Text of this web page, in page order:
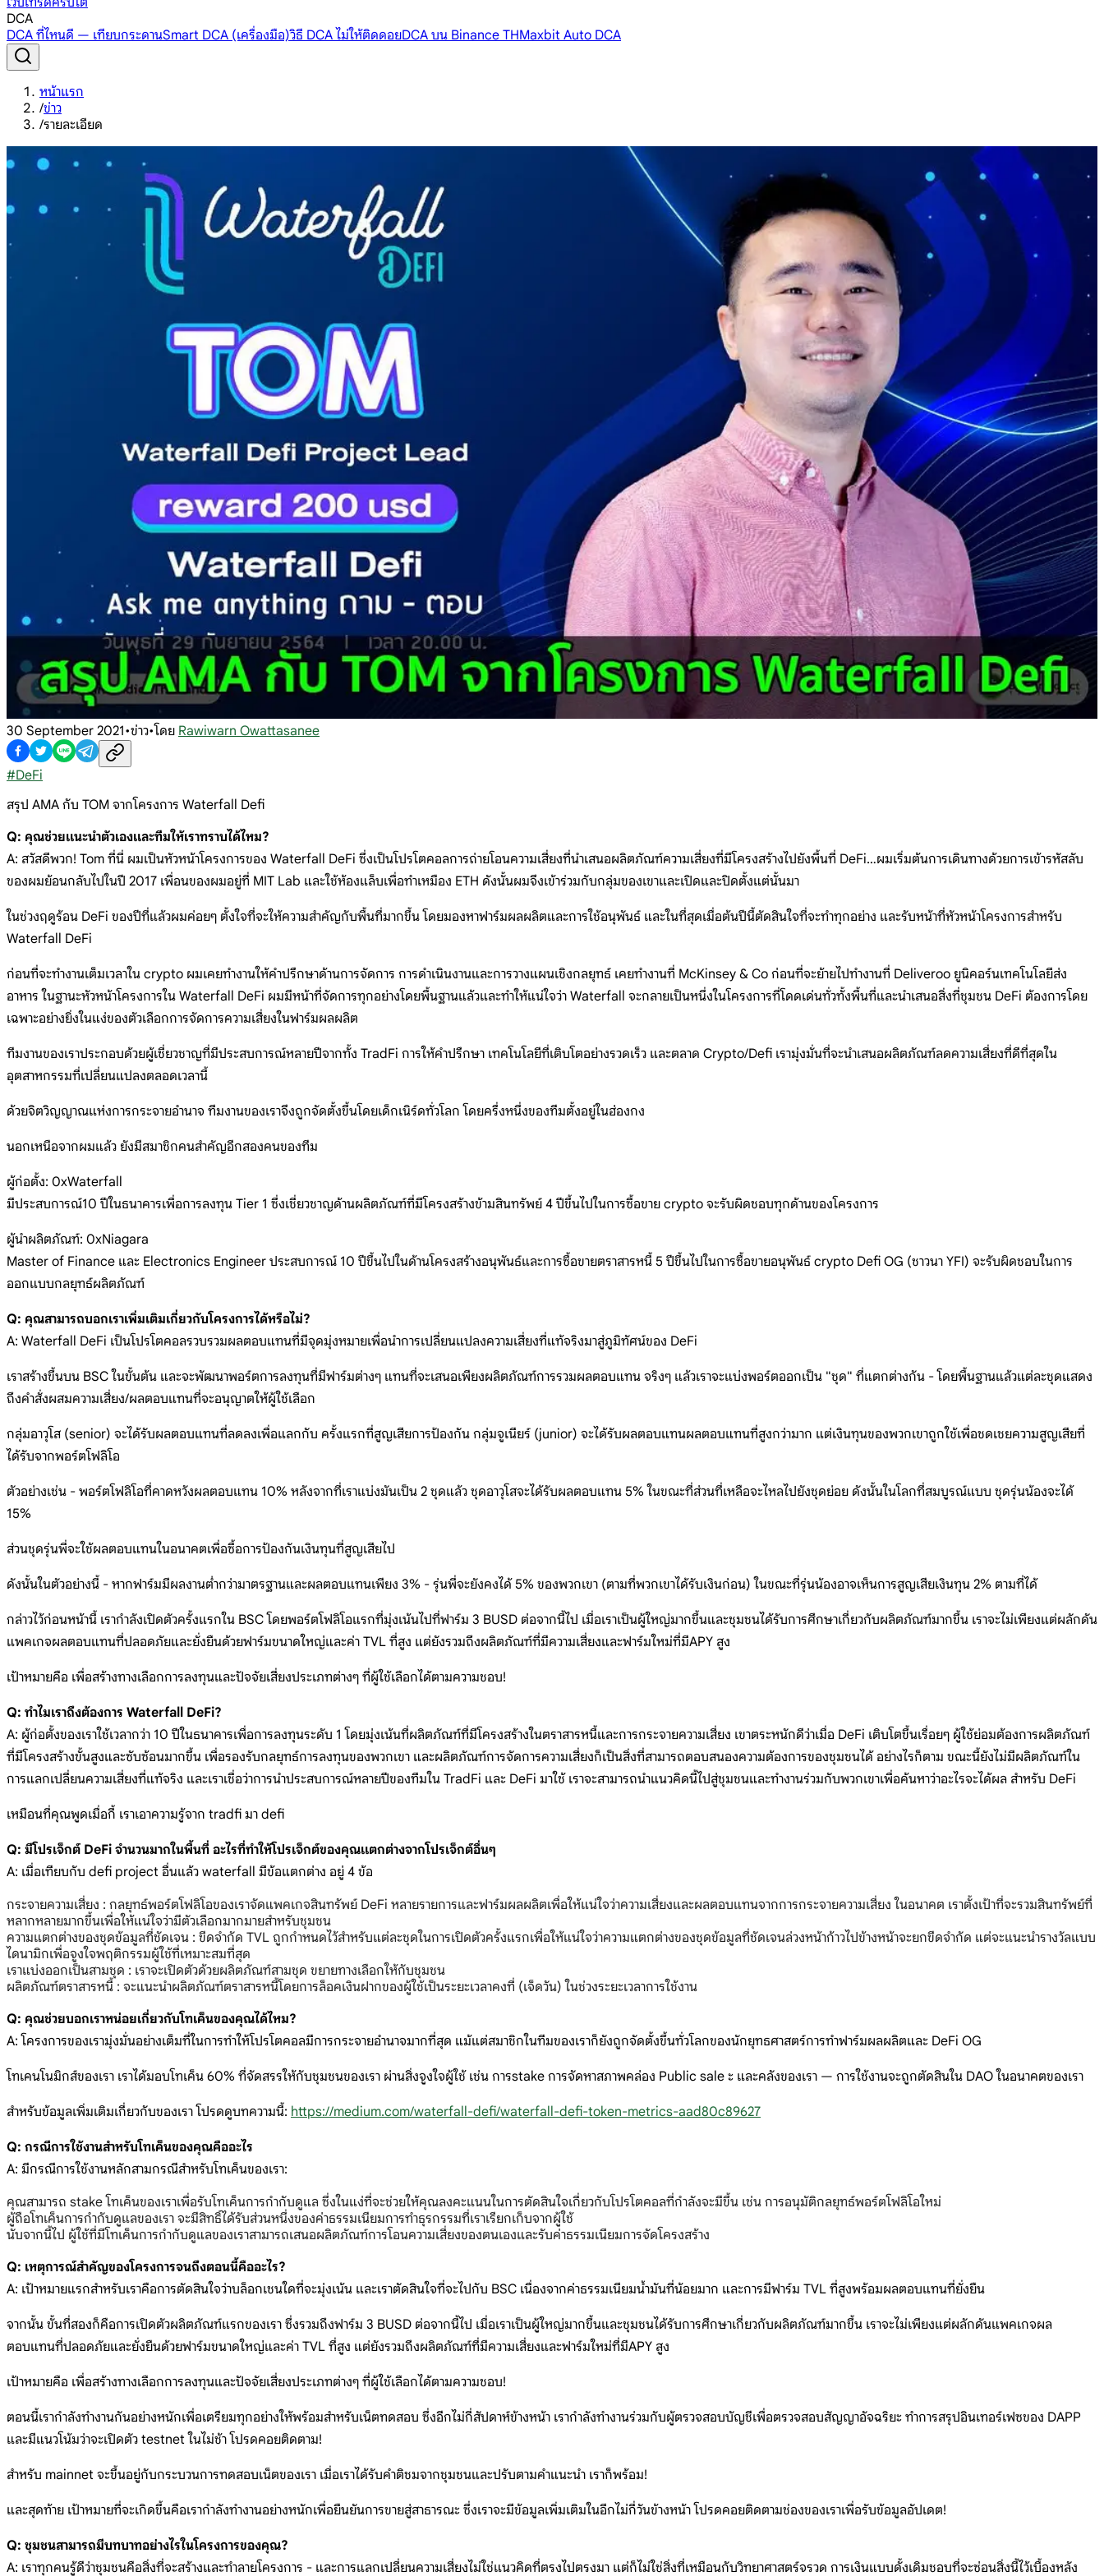
DCA
DCA ที่ไหนดี — เทียบกระดานSmart DCA (เครื่องมือ)วิธี DCA ไม่ให้ติดดอยDCA บน Binance THMaxbit Auto DCA
หน้าแรก
/ข่าว
/รายละเอียด
30 September 2021•ข่าว•โดย Rawiwarn Owattasanee
#DeFi
สรุป AMA กับ TOM จากโครงการ Waterfall Defi
Q: คุณช่วยแนะนำตัวเองและทีมให้เราทราบได้ไหม?
A: สวัสดีพวก! Tom ที่นี่ ผมเป็นหัวหน้าโครงการของ Waterfall DeFi ซึ่งเป็นโปรโตคอลการถ่ายโอนความเสี่ยงที่นำเสนอผลิตภัณฑ์ความเสี่ยงที่มีโครงสร้างไปยังพื้นที่ DeFi…ผมเริ่มต้นการเดินทางด้วยการเข้ารหัสลับ
ของผมย้อนกลับไปในปี 2017 เพื่อนของผมอยู่ที่ MIT Lab และใช้ห้องแล็บเพื่อทำเหมือง ETH ดังนั้นผมจึงเข้าร่วมกับกลุ่มของเขาและเปิดและปิดตั้งแต่นั้นมา
ในช่วงฤดูร้อน DeFi ของปีที่แล้วผมค่อยๆ ตั้งใจที่จะให้ความสำคัญกับพื้นที่มากขึ้น โดยมองหาฟาร์มผลผลิตและการใช้อนุพันธ์ และในที่สุดเมื่อต้นปีนี้ตัดสินใจที่จะทำทุกอย่าง และรับหน้าที่หัวหน้าโครงการสำหรับ
Waterfall DeFi
ก่อนที่จะทำงานเต็มเวลาใน crypto ผมเคยทำงานให้คำปรึกษาด้านการจัดการ การดำเนินงานและการวางแผนเชิงกลยุทธ์ เคยทำงานที่ McKinsey & Co ก่อนที่จะย้ายไปทำงานที่ Deliveroo ยูนิคอร์นเทคโนโลยีส่ง
อาหาร ในฐานะหัวหน้าโครงการใน Waterfall DeFi ผมมีหน้าที่จัดการทุกอย่างโดยพื้นฐานแล้วและทำให้แน่ใจว่า Waterfall จะกลายเป็นหนึ่งในโครงการที่โดดเด่นทั่วทั้งพื้นที่และนำเสนอสิ่งที่ชุมชน DeFi ต้องการโดย
เฉพาะอย่างยิ่งในแง่ของตัวเลือกการจัดการความเสี่ยงในฟาร์มผลผลิต
ทีมงานของเราประกอบด้วยผู้เชี่ยวชาญที่มีประสบการณ์หลายปีจากทั้ง TradFi การให้คำปรึกษา เทคโนโลยีที่เติบโตอย่างรวดเร็ว และตลาด Crypto/Defi เรามุ่งมั่นที่จะนำเสนอผลิตภัณฑ์ลดความเสี่ยงที่ดีที่สุดใน
อุตสาหกรรมที่เปลี่ยนแปลงตลอดเวลานี้
ด้วยจิตวิญญาณแห่งการกระจายอำนาจ ทีมงานของเราจึงถูกจัดตั้งขึ้นโดยเด็กเนิร์ดทั่วโลก โดยครึ่งหนึ่งของทีมตั้งอยู่ในฮ่องกง
นอกเหนือจากผมแล้ว ยังมีสมาชิกคนสำคัญอีกสองคนของทีม
ผู้ก่อตั้ง: 0xWaterfall
มีประสบการณ์10 ปีในธนาคารเพื่อการลงทุน Tier 1 ซึ่งเชี่ยวชาญด้านผลิตภัณฑ์ที่มีโครงสร้างข้ามสินทรัพย์ 4 ปีขึ้นไปในการซื้อขาย crypto จะรับผิดชอบทุกด้านของโครงการ
ผู้นำผลิตภัณฑ์: 0xNiagara
Master of Finance และ Electronics Engineer ประสบการณ์ 10 ปีขึ้นไปในด้านโครงสร้างอนุพันธ์และการซื้อขายตราสารหนี้ 5 ปีขึ้นไปในการซื้อขายอนุพันธ์ crypto Defi OG (ชาวนา YFI) จะรับผิดชอบในการ
ออกแบบกลยุทธ์ผลิตภัณฑ์
Q: คุณสามารถบอกเราเพิ่มเติมเกี่ยวกับโครงการได้หรือไม่?
A: Waterfall DeFi เป็นโปรโตคอลรวบรวมผลตอบแทนที่มีจุดมุ่งหมายเพื่อนำการเปลี่ยนแปลงความเสี่ยงที่แท้จริงมาสู่ภูมิทัศน์ของ DeFi
เราสร้างขึ้นบน BSC ในขั้นต้น และจะพัฒนาพอร์ตการลงทุนที่มีฟาร์มต่างๆ แทนที่จะเสนอเพียงผลิตภัณฑ์การรวมผลตอบแทน จริงๆ แล้วเราจะแบ่งพอร์ตออกเป็น "ชุด" ที่แตกต่างกัน - โดยพื้นฐานแล้วแต่ละชุดแสดง
ถึงคำสั่งผสมความเสี่ยง/ผลตอบแทนที่จะอนุญาตให้ผู้ใช้เลือก
กลุ่มอาวุโส (senior) จะได้รับผลตอบแทนที่ลดลงเพื่อแลกกับ ครั้งแรกที่สูญเสียการป้องกัน กลุ่มจูเนียร์ (junior) จะได้รับผลตอบแทนผลตอบแทนที่สูงกว่ามาก แต่เงินทุนของพวกเขาถูกใช้เพื่อชดเชยความสูญเสียที่
ได้รับจากพอร์ตโฟลิโอ
ตัวอย่างเช่น - พอร์ตโฟลิโอที่คาดหวังผลตอบแทน 10% หลังจากที่เราแบ่งมันเป็น 2 ชุดแล้ว ชุดอาวุโสจะได้รับผลตอบแทน 5% ในขณะที่ส่วนที่เหลือจะไหลไปยังชุดย่อย ดังนั้นในโลกที่สมบูรณ์แบบ ชุดรุ่นน้องจะได้
15%
ส่วนชุดรุ่นพี่จะใช้ผลตอบแทนในอนาคตเพื่อซื้อการป้องกันเงินทุนที่สูญเสียไป
ดังนั้นในตัวอย่างนี้ - หากฟาร์มมีผลงานต่ำกว่ามาตรฐานและผลตอบแทนเพียง 3% - รุ่นพี่จะยังคงได้ 5% ของพวกเขา (ตามที่พวกเขาได้รับเงินก่อน) ในขณะที่รุ่นน้องอาจเห็นการสูญเสียเงินทุน 2% ตามที่ได้
กล่าวไว้ก่อนหน้านี้ เรากำลังเปิดตัวครั้งแรกใน BSC โดยพอร์ตโฟลิโอแรกที่มุ่งเน้นไปที่ฟาร์ม 3 BUSD ต่อจากนี้ไป เมื่อเราเป็นผู้ใหญ่มากขึ้นและชุมชนได้รับการศึกษาเกี่ยวกับผลิตภัณฑ์มากขึ้น เราจะไม่เพียงแต่ผลักดัน
แพคเกจผลตอบแทนที่ปลอดภัยและยั่งยืนด้วยฟาร์มขนาดใหญ่และค่า TVL ที่สูง แต่ยังรวมถึงผลิตภัณฑ์ที่มีความเสี่ยงและฟาร์มใหม่ที่มีAPY สูง
เป้าหมายคือ เพื่อสร้างทางเลือกการลงทุนและปัจจัยเสี่ยงประเภทต่างๆ ที่ผู้ใช้เลือกได้ตามความชอบ!
Q: ทำไมเราถึงต้องการ Waterfall DeFi?
A: ผู้ก่อตั้งของเราใช้เวลากว่า 10 ปีในธนาคารเพื่อการลงทุนระดับ 1 โดยมุ่งเน้นที่ผลิตภัณฑ์ที่มีโครงสร้างในตราสารหนี้และการกระจายความเสี่ยง เขาตระหนักดีว่าเมื่อ DeFi เติบโตขึ้นเรื่อยๆ ผู้ใช้ย่อมต้องการผลิตภัณฑ์
ที่มีโครงสร้างขั้นสูงและซับซ้อนมากขึ้น เพื่อรองรับกลยุทธ์การลงทุนของพวกเขา และผลิตภัณฑ์การจัดการความเสี่ยงก็เป็นสิ่งที่สามารถตอบสนองความต้องการของชุมชนได้ อย่างไรก็ตาม ขณะนี้ยังไม่มีผลิตภัณฑ์ใน
การแลกเปลี่ยนความเสี่ยงที่แท้จริง และเราเชื่อว่าการนำประสบการณ์หลายปีของทีมใน TradFi และ DeFi มาใช้ เราจะสามารถนำแนวคิดนี้ไปสู่ชุมชนและทำงานร่วมกับพวกเขาเพื่อค้นหาว่าอะไรจะได้ผล สำหรับ DeFi
เหมือนที่คุณพูดเมื่อกี้ เราเอาความรู้จาก tradfi มา defi
Q: มีโปรเจ็กต์ DeFi จำนวนมากในพื้นที่ อะไรที่ทำให้โปรเจ็กต์ของคุณแตกต่างจากโปรเจ็กต์อื่นๆ
A: เมื่อเทียบกับ defi project อื่นแล้ว waterfall มีข้อแตกต่าง อยู่ 4 ข้อ
กระจายความเสี่ยง : กลยุทธ์พอร์ตโฟลิโอของเราจัดแพคเกจสินทรัพย์ DeFi หลายรายการและฟาร์มผลผลิตเพื่อให้แน่ใจว่าความเสี่ยงและผลตอบแทนจากการกระจายความเสี่ยง ในอนาคต เราตั้งเป้าที่จะรวมสินทรัพย์ที่
หลากหลายมากขึ้นเพื่อให้แน่ใจว่ามีตัวเลือกมากมายสำหรับชุมชน
ความแตกต่างของชุดข้อมูลที่ชัดเจน : ขีดจำกัด TVL ถูกกำหนดไว้สำหรับแต่ละชุดในการเปิดตัวครั้งแรกเพื่อให้แน่ใจว่าความแตกต่างของชุดข้อมูลที่ชัดเจนล่วงหน้าก้าวไปข้างหน้าจะยกขีดจำกัด แต่จะแนะนำรางวัลแบบ
ไดนามิกเพื่อจูงใจพฤติกรรมผู้ใช้ที่เหมาะสมที่สุด
เราแบ่งออกเป็นสามชุด : เราจะเปิดตัวด้วยผลิตภัณฑ์สามชุด ขยายทางเลือกให้กับชุมชน
ผลิตภัณฑ์ตราสารหนี้ : จะแนะนำผลิตภัณฑ์ตราสารหนี้โดยการล็อคเงินฝากของผู้ใช้เป็นระยะเวลาคงที่ (เจ็ดวัน) ในช่วงระยะเวลาการใช้งาน
Q: คุณช่วยบอกเราหน่อยเกี่ยวกับโทเค็นของคุณได้ไหม?
A: โครงการของเรามุ่งมั่นอย่างเต็มที่ในการทำให้โปรโตคอลมีการกระจายอำนาจมากที่สุด แม้แต่สมาชิกในทีมของเราก็ยังถูกจัดตั้งขึ้นทั่วโลกของนักยุทธศาสตร์การทำฟาร์มผลผลิตและ DeFi OG
โทเคนโนมิกส์ของเรา เราได้มอบโทเค็น 60% ที่จัดสรรให้กับชุมชนของเรา ผ่านสิ่งจูงใจผู้ใช้ เช่น การstake การจัดหาสภาพคล่อง Public sale ะ และคลังของเรา — การใช้งานจะถูกตัดสินใน DAO ในอนาคตของเรา
สำหรับข้อมูลเพิ่มเติมเกี่ยวกับของเรา โปรดดูบทความนี้: https://medium.com/waterfall-defi/waterfall-defi-token-metrics-aad80c89627
Q: กรณีการใช้งานสำหรับโทเค็นของคุณคืออะไร
A: มีกรณีการใช้งานหลักสามกรณีสำหรับโทเค็นของเรา:
คุณสามารถ stake โทเค็นของเราเพื่อรับโทเค็นการกำกับดูแล ซึ่งในแง่ที่จะช่วยให้คุณลงคะแนนในการตัดสินใจเกี่ยวกับโปรโตคอลที่กำลังจะมีขึ้น เช่น การอนุมัติกลยุทธ์พอร์ตโฟลิโอใหม่
ผู้ถือโทเค็นการกำกับดูแลของเรา จะมีสิทธิ์ได้รับส่วนหนึ่งของค่าธรรมเนียมการทำธุรกรรมที่เราเรียกเก็บจากผู้ใช้
นับจากนี้ไป ผู้ใช้ที่มีโทเค็นการกำกับดูแลของเราสามารถเสนอผลิตภัณฑ์การโอนความเสี่ยงของตนเองและรับค่าธรรมเนียมการจัดโครงสร้าง
Q: เหตุการณ์สำคัญของโครงการจนถึงตอนนี้คืออะไร?
A: เป้าหมายแรกสำหรับเราคือการตัดสินใจว่าบล็อกเชนใดที่จะมุ่งเน้น และเราตัดสินใจที่จะไปกับ BSC เนื่องจากค่าธรรมเนียมน้ำมันที่น้อยมาก และการมีฟาร์ม TVL ที่สูงพร้อมผลตอบแทนที่ยั่งยืน
จากนั้น ขั้นที่สองก็คือการเปิดตัวผลิตภัณฑ์แรกของเรา ซึ่งรวมถึงฟาร์ม 3 BUSD ต่อจากนี้ไป เมื่อเราเป็นผู้ใหญ่มากขึ้นและชุมชนได้รับการศึกษาเกี่ยวกับผลิตภัณฑ์มากขึ้น เราจะไม่เพียงแต่ผลักดันแพคเกจผล
ตอบแทนที่ปลอดภัยและยั่งยืนด้วยฟาร์มขนาดใหญ่และค่า TVL ที่สูง แต่ยังรวมถึงผลิตภัณฑ์ที่มีความเสี่ยงและฟาร์มใหม่ที่มีAPY สูง
เป้าหมายคือ เพื่อสร้างทางเลือกการลงทุนและปัจจัยเสี่ยงประเภทต่างๆ ที่ผู้ใช้เลือกได้ตามความชอบ!
ตอนนี้เรากำลังทำงานกันอย่างหนักเพื่อเตรียมทุกอย่างให้พร้อมสำหรับเน็ตทดสอบ ซึ่งอีกไม่กี่สัปดาห์ข้างหน้า เรากำลังทำงานร่วมกับผู้ตรวจสอบบัญชีเพื่อตรวจสอบสัญญาอัจฉริยะ ทำการสรุปอินเทอร์เฟซของ DAPP
และมีแนวโน้มว่าจะเปิดตัว testnet ในไม่ช้า โปรดคอยติดตาม!
สำหรับ mainnet จะขึ้นอยู่กับกระบวนการทดสอบเน็ตของเรา เมื่อเราได้รับคำติชมจากชุมชนและปรับตามคำแนะนำ เราก็พร้อม!
และสุดท้าย เป้าหมายที่จะเกิดขึ้นคือเรากำลังทำงานอย่างหนักเพื่อยืนยันการขายสู่สาธารณะ ซึ่งเราจะมีข้อมูลเพิ่มเติมในอีกไม่กี่วันข้างหน้า โปรดคอยติดตามช่องของเราเพื่อรับข้อมูลอัปเดต!
Q: ชุมชนสามารถมีบทบาทอย่างไรในโครงการของคุณ?
A: เราทุกคนรู้ดีว่าชุมชนคือสิ่งที่จะสร้างและทำลายโครงการ - และการแลกเปลี่ยนความเสี่ยงไม่ใช่แนวคิดที่ตรงไปตรงมา แต่ก็ไม่ใช่สิ่งที่เหมือนกับวิทยาศาสตร์จรวด การเงินแบบดั้งเดิมชอบที่จะซ่อนสิ่งนี้ไว้เบื้องหลัง